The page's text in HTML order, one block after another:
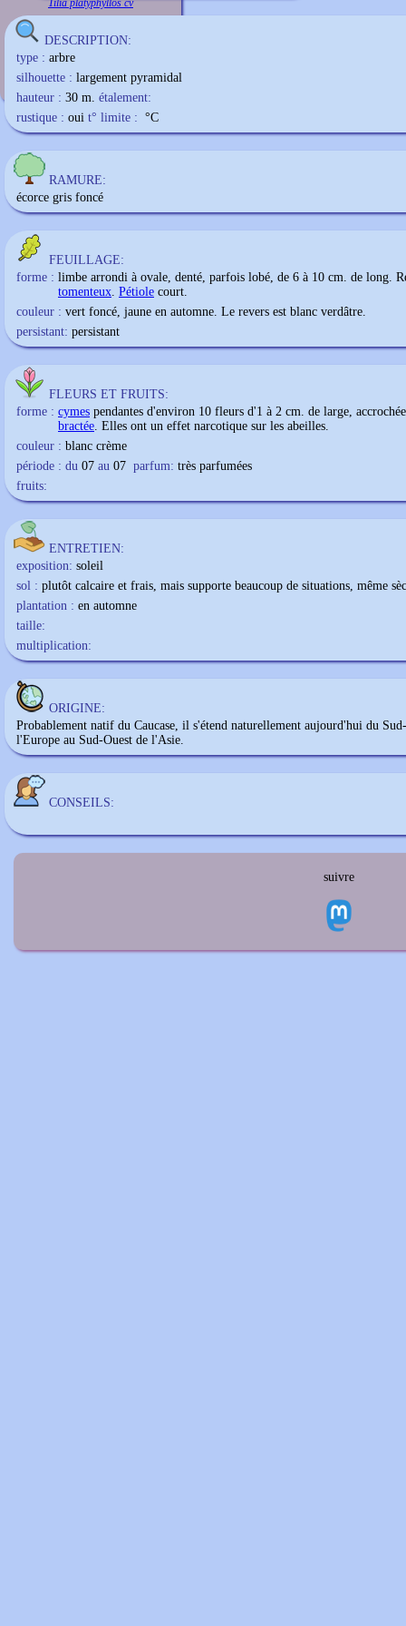
Tilia platyphyllos cv
DESCRIPTION:
type : arbre
silhouette : largement pyramidal
hauteur : 30 m. étalement:
rustique : oui t° limite : °C
RAMURE:
écorce gris foncé
FEUILLAGE:
forme : limbe arrondi à ovale, denté, parfois lobé, de 6 à 10 cm. de long.
tomenteux. Pétiole court.
couleur : vert foncé, jaune en automne. Le revers est blanc verdâtre.
persistant: persistant
FLEURS ET FRUITS:
forme : cymes pendantes d'environ 10 fleurs d'1 à 2 cm. de large,
bractée. Elles ont un effet narcotique sur les abeilles.
couleur : blanc crème
période : du 07 au 07 parfum: très parfumées
fruits:
ENTRETIEN:
exposition: soleil
sol : plutôt calcaire et frais, mais supporte beaucoup de situations, même
plantation : en automne
taille:
multiplication:
ORIGINE:
Probablement natif du Caucase, il s'étend naturellement aujourd'hui du
l'Europe au Sud-Ouest de l'Asie.
CONSEILS:
suivre